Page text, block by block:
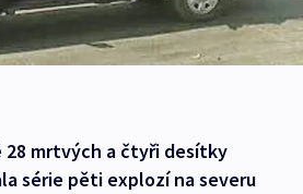
28 mrtvých a čtyři desítky
série pěti explozí na severu